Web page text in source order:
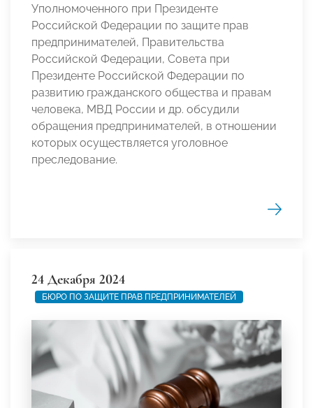
Уполномоченного при Президенте
Российской Федерации по защите прав
предпринимателей, Правительства
Российской Федерации, Совета при
Президенте Российской Федерации по
развитию гражданского общества и правам
человека, МВД России и др. обсудили
обращения предпринимателей, в отношении
которых осуществляется уголовное
преследование.
24 Декабря 2024
БЮРО ПО ЗАЩИТЕ ПРАВ ПРЕДПРИНИМАТЕЛЕЙ